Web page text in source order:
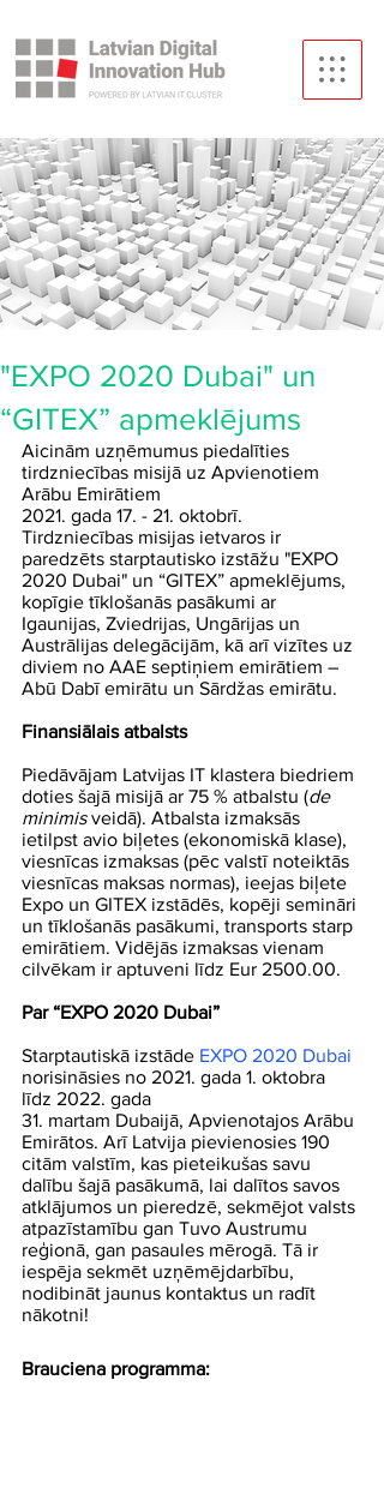
"EXPO 2020 Dubai" un
“GITEX” apmeklējums
Aicinām uzņēmumus piedalīties
tirdzniecības misijā uz Apvienotiem
Arābu Emirātiem
2021. gada 17. - 21. oktobrī.
Tirdzniecības misijas ietvaros ir
paredzēts starptautisko izstāžu "EXPO
2020 Dubai" un “GITEX” apmeklējums,
kopīgie tīklošanās pasākumi ar
Igaunijas, Zviedrijas, Ungārijas un
Austrālijas delegācijām, kā arī vizītes uz
diviem no AAE septiņiem emirātiem –
Abū Dabī emirātu un Sārdžas emirātu.
Finansiālais atbalsts
Piedāvājam Latvijas IT klastera biedriem
doties šajā misijā ar 75 % atbalstu (de
minimis veidā). Atbalsta izmaksās
ietilpst avio biļetes (ekonomiskā klase),
viesnīcas izmaksas (pēc valstī noteiktās
viesnīcas maksas normas), ieejas biļete
Expo un GITEX izstādēs, kopēji semināri
un tīklošanās pasākumi, transports starp
emirātiem. Vidējās izmaksas vienam
cilvēkam ir aptuveni līdz Eur 2500.00.
Par “EXPO 2020 Dubai”
Starptautiskā izstāde EXPO 2020 Dubai
norisināsies no 2021. gada 1. oktobra
līdz 2022. gada
31. martam Dubaijā, Apvienotajos Arābu
Emirātos. Arī Latvija pievienosies 190
citām valstīm, kas pieteikušas savu
dalību šajā pasākumā, lai dalītos savos
atklājumos un pieredzē, sekmējot valsts
atpazīstamību gan Tuvo Austrumu
reģionā, gan pasaules mērogā. Tā ir
iespēja sekmēt uzņēmējdarbību,
nodibināt jaunus kontaktus un radīt
nākotni!
Brauciena programma: